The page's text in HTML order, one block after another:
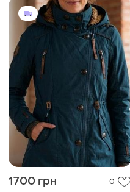
1700 грн
Naketano
​жіноча зимова парка /
куртка naketano /27
M